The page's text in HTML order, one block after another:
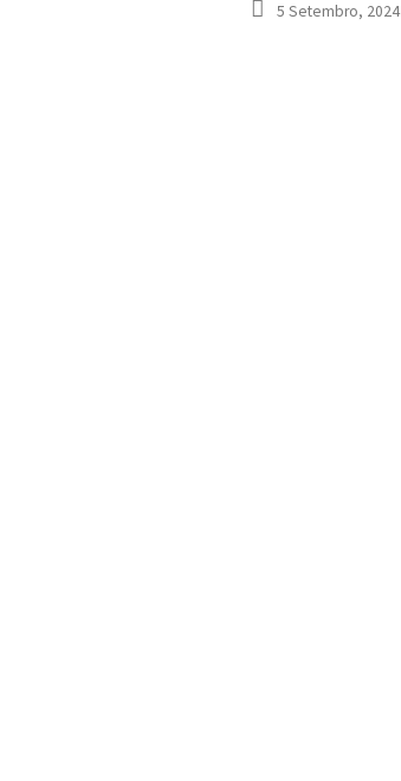
5 Setembro, 2024